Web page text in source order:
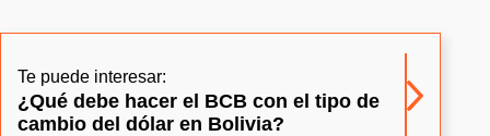
Te puede interesar:
¿Qué debe hacer el BCB con el tipo de
cambio del dólar en Bolivia?